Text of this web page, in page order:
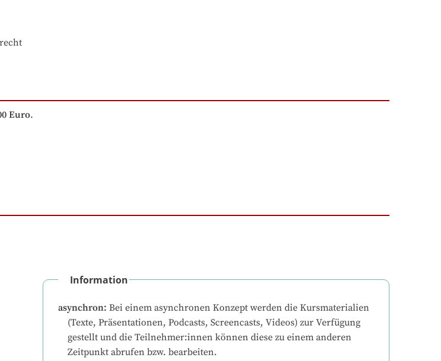
Euro.
Information
asynchron: Bei einem asynchronen Konzept werden die Kursmaterialien
(Texte, Präsentationen, Podcasts, Screencasts, Videos) zur Verfügung
gestellt und die Teilnehmer:innen können diese zu einem anderen
Zeitpunkt abrufen bzw. bearbeiten.